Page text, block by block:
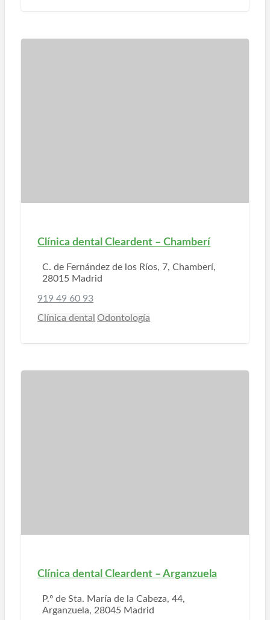
Clínica dental Cleardent – Chamberí
C. de Fernández de los Ríos, 7, Chamberí,
28015 Madrid
919 49 60 93
Clínica dental Odontología
Clínica dental Cleardent – Arganzuela
P.º de Sta. María de la Cabeza, 44,
Arganzuela, 28045 Madrid